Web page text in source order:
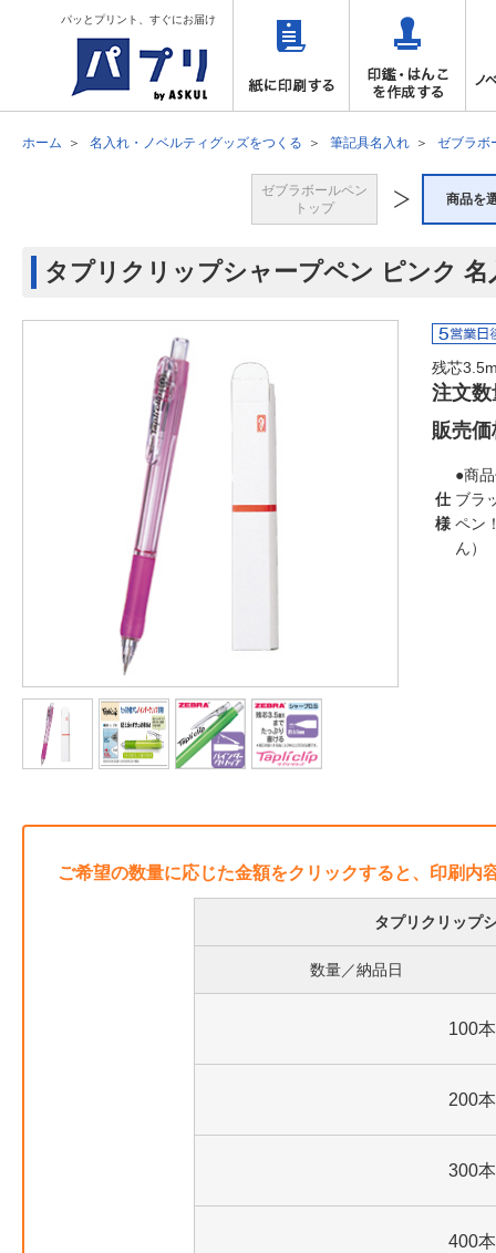
パッとプリント、すぐにお届け
ホーム 名入れ・ノベルティグッズをつくる 筆記具名入れ ゼブラボ
ゼブラボールペン
トップ
商品を
タプリクリップシャープペン ピンク 名
残芯
注文数
販売価
仕
様
●商
ブラ
ペン
ん
ご希望の数量に応じた金額をクリックすると、印刷内
タプリクリップ
数量／納品日
100本
200本
300本
400本